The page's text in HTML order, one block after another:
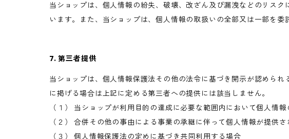
当ショップは、個人情報の紛失、破壊、改ざん及び漏洩などのリス
います。また、当ショップは、個人情報の取扱いの全部又は一部を
7. 第三者提供
当ショップは、個人情報保護法その他の法令に基づき開示が認めら
に掲げる場合は上記に定める第三者への提供には該当しません。
（１） 当ショップが利用目的の達成に必要な範囲内において個人情
（２） 合併その他の事由による事業の承継に伴って個人情報が提供さ
（３） 個人情報保護法の定めに基づき共同利用する場合